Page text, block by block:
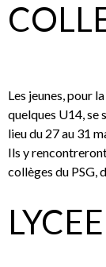
Les jeunes, pour
quelques U14, se
lieu du 27 au 31
Ils y
collèges du PSG,